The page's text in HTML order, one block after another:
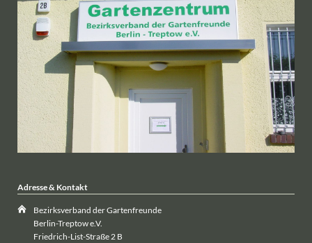
Adresse & Kontakt
Bezirksverband der Gartenfreunde
Berlin-Treptow e.V.
Friedrich-List-Straße 2 B